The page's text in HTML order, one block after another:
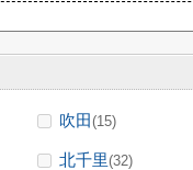
吹田(15)
北千里(32)